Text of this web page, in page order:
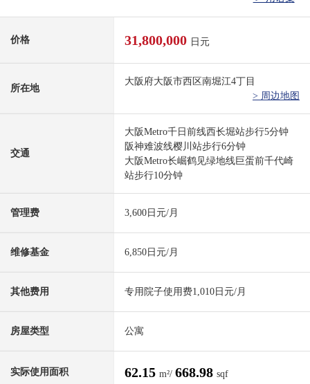
价格 31,800,000 日元
所在地
大阪府大阪市西区南堀江4丁目
> 周边地图
交通
大阪Metro千日前线西长堀站步行5分钟
阪神难波线樱川站步行6分钟
大阪Metro长崛鹤见绿地线巨蛋前千代崎
站步行10分钟
管理费 3,600日元/月
维修基金 6,850日元/月
其他费用 专用院子使用费1,010日元/月
房屋类型 公寓
实际使用面积 62.15 m²/ 668.98 sqf